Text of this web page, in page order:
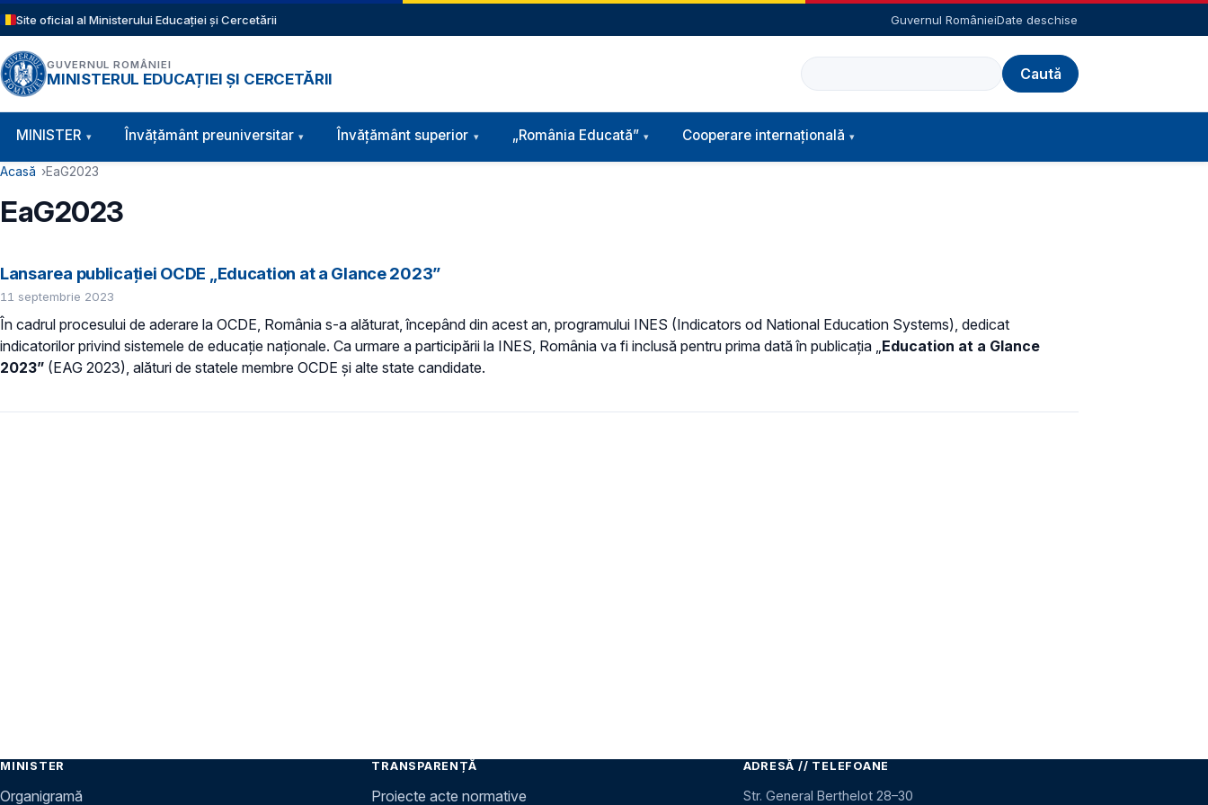
Sari la conținutul principal
Site oficial al Ministerului Educației și Cercetării Guvernul RomânieiDate deschise
GUVERNUL ROMÂNIEI
MINISTERUL EDUCAȚIEI ȘI CERCETĂRII
Caută
Navigație principală
MINISTER Învăţământ preuniversitar Învățământ superior „România Educată” Cooperare internațională
Cale de navigare
Acasă EaG2023
EaG2023
Lansarea publicației OCDE „Education at a Glance 2023”
11 septembrie 2023
În cadrul procesului de aderare la OCDE, România s-a alăturat, începând din acest an, programului INES (Indicators od National Education Systems), dedicat
indicatorilor privind sistemele de educație naționale. Ca urmare a participării la INES, România va fi inclusă pentru prima dată în publicația „ Education at a Glance
2023” (EAG 2023), alături de statele membre OCDE și alte state candidate.
MINISTER
Organigramă
TRANSPARENȚĂ
Proiecte acte normative
ADRESĂ // TELEFOANE
Str. General Berthelot 28–30